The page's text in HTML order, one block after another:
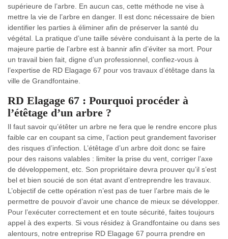
supérieure de l’arbre. En aucun cas, cette méthode ne vise à
mettre la vie de l’arbre en danger. Il est donc nécessaire de bien
identifier les parties à éliminer afin de préserver la santé du
végétal. La pratique d’une taille sévère conduisant à la perte de la
majeure partie de l’arbre est à bannir afin d’éviter sa mort. Pour
un travail bien fait, digne d’un professionnel, confiez-vous à
l’expertise de RD Elagage 67 pour vos travaux d’étêtage dans la
ville de Grandfontaine.
RD Elagage 67 : Pourquoi procéder à
l’étêtage d’un arbre ?
Il faut savoir qu’étêter un arbre ne fera que le rendre encore plus
faible car en coupant sa cime, l’action peut grandement favoriser
des risques d’infection. L’étêtage d’un arbre doit donc se faire
pour des raisons valables : limiter la prise du vent, corriger l’axe
de développement, etc. Son propriétaire devra prouver qu’il s’est
bel et bien soucié de son état avant d’entreprendre les travaux.
L’objectif de cette opération n’est pas de tuer l’arbre mais de le
permettre de pouvoir d’avoir une chance de mieux se développer.
Pour l’exécuter correctement et en toute sécurité, faites toujours
appel à des experts. Si vous résidez à Grandfontaine ou dans ses
alentours, notre entreprise RD Elagage 67 pourra prendre en